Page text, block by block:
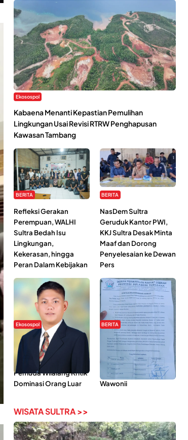
Ekosospol
Kabaena Menanti Kepastian Pemulihan
Lingkungan Usai Revisi RTRW Penghapusan
Kawasan Tambang
BERITA
Refleksi Gerakan
Perempuan, WALHI
Sultra Bedah Isu
Lingkungan,
Kekerasan, hingga
Peran Dalam Kebijakan
BERITA
NasDem Sultra
Geruduk Kantor PWI,
KKJ Sultra Desak Minta
Maaf dan Dorong
Penyelesaian ke Dewan
Pers
Ekosospol
Slogan Pemberdayaan
Lokal Dinilai Hanya
Pemanis, Tokoh
Pemuda Wilalang Kritik
Dominasi Orang Luar
BERITA
Hipmawani Bersama
DPRD Sultra Sepakati
RDP Perihal IUP
Pertambangan di Pulau
Wawonii
WISATA SULTRA >>